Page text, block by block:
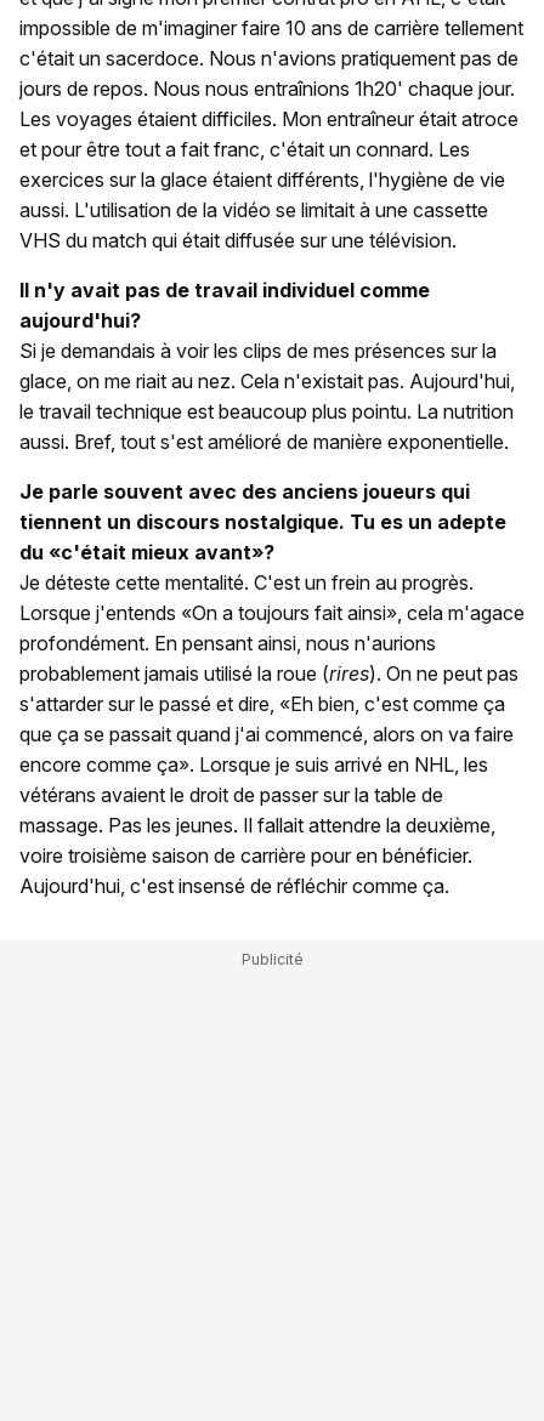
impossible de m'imaginer faire 10 ans de carrière tellement
c'était un sacerdoce. Nous n'avions pratiquement pas de
jours de repos. Nous nous entraînions 1h20' chaque jour.
Les voyages étaient difficiles. Mon entraîneur était atroce
et pour être tout a fait franc, c'était un connard. Les
exercices sur la glace étaient différents, l'hygiène de vie
aussi. L'utilisation de la vidéo se limitait à une cassette
VHS du match qui était diffusée sur une télévision.
Il n'y avait pas de travail individuel comme
aujourd'hui?
Si je demandais à voir les clips de mes présences sur la
glace, on me riait au nez. Cela n'existait pas. Aujourd'hui,
le travail technique est beaucoup plus pointu. La nutrition
aussi. Bref, tout s'est amélioré de manière exponentielle.
Je parle souvent avec des anciens joueurs qui
tiennent un discours nostalgique. Tu es un adepte
du «c'était mieux avant»?
Je déteste cette mentalité. C'est un frein au progrès.
Lorsque j'entends «On a toujours fait ainsi», cela m'agace
profondément. En pensant ainsi, nous n'aurions
probablement jamais utilisé la roue (rires). On ne peut pas
s'attarder sur le passé et dire, «Eh bien, c'est comme ça
que ça se passait quand j'ai commencé, alors on va faire
encore comme ça». Lorsque je suis arrivé en NHL, les
vétérans avaient le droit de passer sur la table de
massage. Pas les jeunes. Il fallait attendre la deuxième,
voire troisième saison de carrière pour en bénéficier.
Aujourd'hui, c'est insensé de réfléchir comme ça.